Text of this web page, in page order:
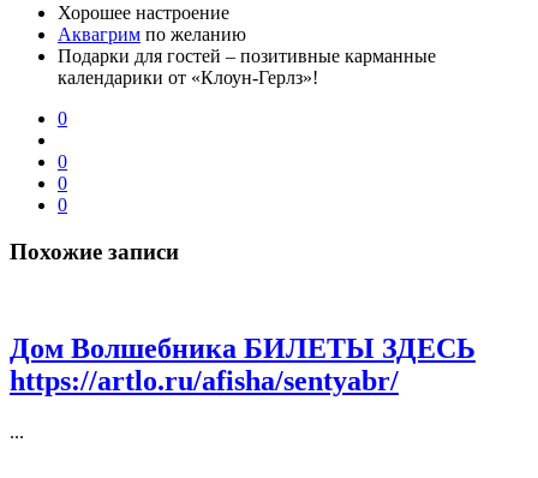
Хорошее настроение
Аквагрим по желанию
Подарки для гостей – позитивные карманные
календарики от «Клоун-Герлз»!
0
0
0
0
Похожие записи
Дом Волшебника БИЛЕТЫ ЗДЕСЬ
https://artlo.ru/afisha/sentyabr/
...